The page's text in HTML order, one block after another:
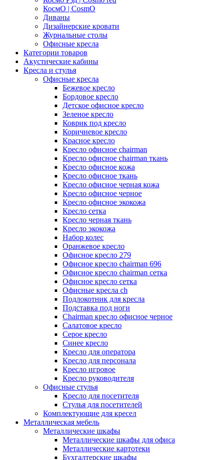
КосмО | CosmO
Диваны
Дизайнерские кровати
Журнальные столы
Офисные кресла
Категории товаров
Акустические кабины
Кресла и стулья
Офисные кресла
Бежевое кресло
Бордовое кресло
Детское офисное кресло
Зеленое кресло
Коврик под кресло
Коричневое кресло
Красное кресло
Кресло офисное chairman
Кресло офисное chairman ткань
Кресло офисное кожа
Кресло офисное ткань
Кресло офисное черная кожа
Кресло офисное черное
Кресло офисное экокожа
Кресло сетка
Кресло черная ткань
Кресло экокожа
Набор колес
Оранжевое кресло
Офисное кресло 279
Офисное кресло chairman 696
Офисное кресло chairman сетка
Офисное кресло сетка
Офисные кресла ch
Подлокотник для кресла
Подставка под ноги
Сhairman кресло офисное черное
Салатовое кресло
Серое кресло
Синее кресло
Кресло для оператора
Кресло для персонала
Кресло игровое
Кресло руководителя
Офисные стулья
Кресло для посетителя
Стулья для посетителей
Комплектующие для кресел
Металлическая мебель
Металлические шкафы
Металлические шкафы для офиса
Металлические картотеки
Бухгалтерские шкафы